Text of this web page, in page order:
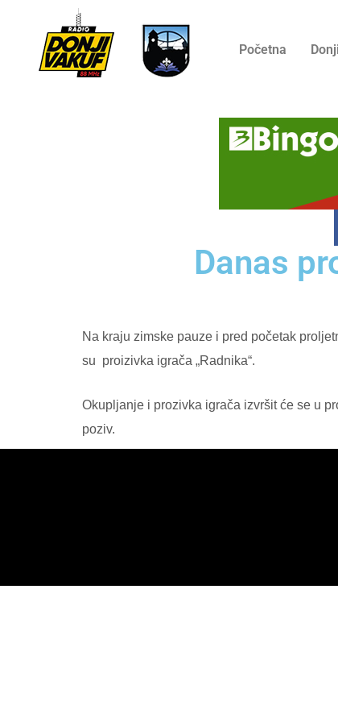
Početna
Danas
Na kraju zimske pauze i pred početak
su proizivka igrača „Radnika“.
Okupljanje i prozivka igrača izvršit će se u
poziv.